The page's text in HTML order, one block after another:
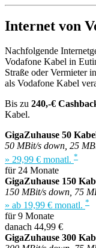
Internet von
Nachfolgende
Vodafone Kabel in
Straße oder Vermieter
als Vodafone Kabel
Bis zu 240,-€
Kabel.
GigaZuhause 50
50 MBit/s down, 25
» 29,99 € monatl. *
für 24 Monate
GigaZuhause 150
150 MBit/s down, 75
» ab 19,99 € monatl. *
für 9 Monate
danach 44,99 €
GigaZuhause 300